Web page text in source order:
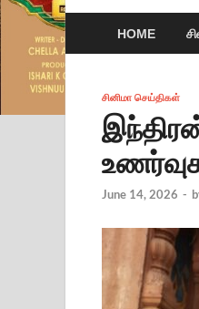
HOME
சினிமா செய்திகள்
June 14, 2026 -